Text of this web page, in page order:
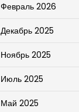
Февраль 2026
Декабрь 2025
Ноябрь 2025
Июль 2025
Май 2025